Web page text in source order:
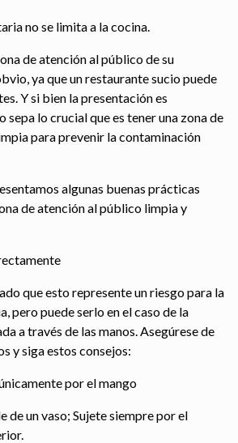
no se limita a la cocina.
de atención al público de su
ya que un restaurante sucio puede
Y si bien la presentación es
sepa lo crucial que es tener una zona de
para prevenir la contaminación
algunas buenas prácticas
de atención al público limpia y
que esto represente un riesgo para la
pero puede serlo en el caso de la
a través de las manos. Asegúrese de
y siga estos consejos:
por el mango
de un vaso; Sujete siempre por el